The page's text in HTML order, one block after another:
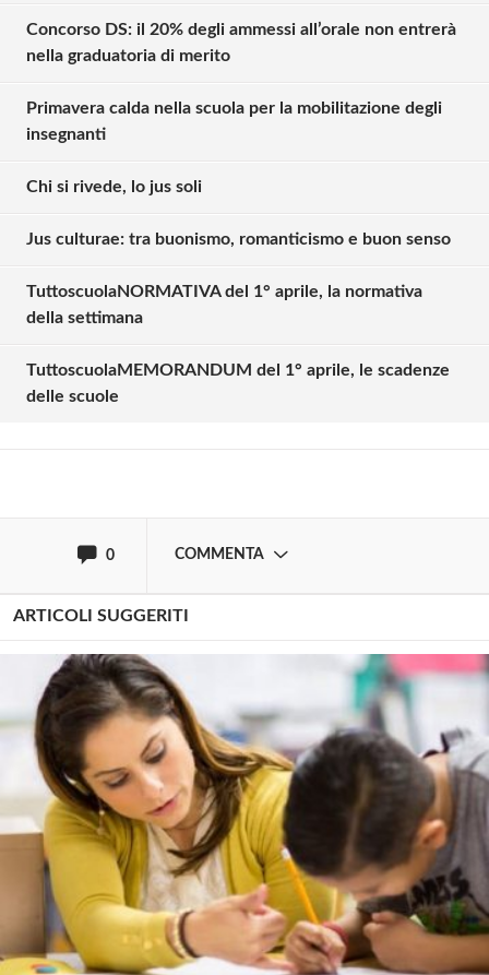
Concorso DS: il 20% degli ammessi all’orale non entrerà
nella graduatoria di merito
Primavera calda nella scuola per la mobilitazione degli
insegnanti
Chi si rivede, lo jus soli
Jus culturae: tra buonismo, romanticismo e buon senso
TuttoscuolaNORMATIVA del 1° aprile, la normativa
della settimana
TuttoscuolaMEMORANDUM del 1° aprile, le scadenze
delle scuole
0 COMMENTA
Solo gli utenti registrati possono
Effettua il
ARTICOLI SUGGERITI